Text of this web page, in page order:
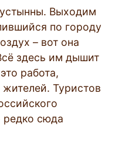
Выходим
по городу
– вот она
здесь им дышит
работа,
Туристов
редко сюда